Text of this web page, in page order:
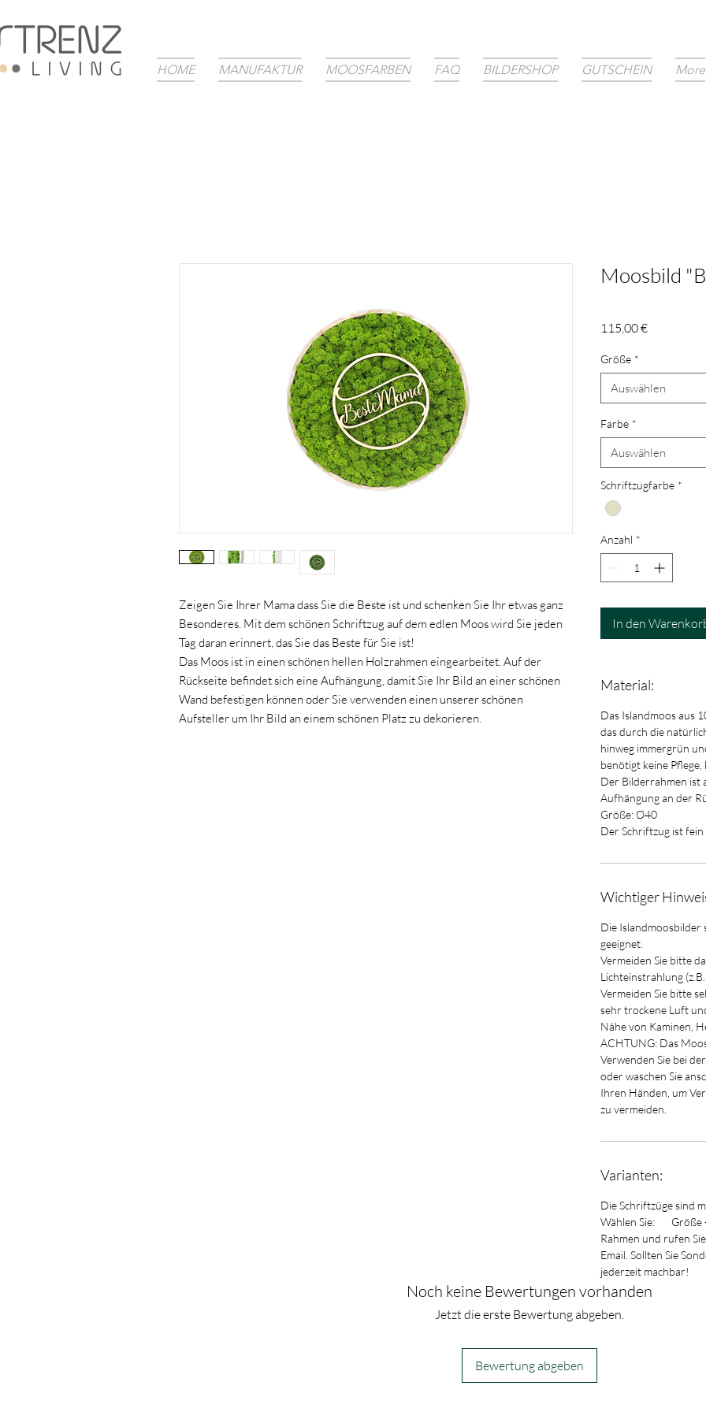
HOME MANUFAKTUR MOOSFARBEN FAQ BILDERSHOP GUTSCHEIN More
Zeigen Sie Ihrer Mama dass Sie die Beste ist und schenken Sie Ihr etwas ganz
Besonderes. Mit dem schönen Schriftzug auf dem edlen Moos wird Sie jeden
Tag daran erinnert, das Sie das Beste für Sie ist!
Das Moos ist in einen schönen hellen Holzrahmen eingearbeitet. Auf der
Rückseite befindet sich eine Aufhängung, damit Sie Ihr Bild an einer schönen
Wand befestigen können oder Sie verwenden einen unserer schönen
Aufsteller um Ihr Bild an einem schönen Platz zu dekorieren.
Moosbild
115,00 €Preis
Größe *
Auswählen
Farbe *
Auswählen
Schriftzugfarbe *
Anzahl *
In den
Material:
Das Islandmoos aus
das durch die
hinweg immergrün
benötigt keine Pflege,
Der Bilderrahmen ist
Aufhängung an der
Größe: Ø40
Der Schriftzug ist
Wichtiger
Die
geeignet.
Vermeiden Sie bitte
Lichteinstrahlung
Vermeiden Sie bitte
sehr trockene Luft
Nähe von Kaminen,
ACHTUNG: Das
Verwenden Sie bei
oder waschen Sie
Ihren Händen, um
zu vermeiden.
Varianten:
Die Schriftzüge sind
Wählen Sie: Größe
Rahmen und rufen
Email. Sollten Sie
jederzeit machbar!
Noch keine Bewertungen vorhanden
Jetzt die erste Bewertung abgeben.
Bewertung abgeben